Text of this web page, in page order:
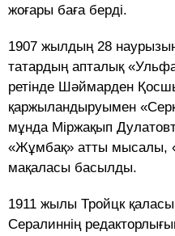
жоғары баға берді.
1907 жылдың 28
татардың апталық
ретінде Шәймарден
қаржыландыруымен
мұнда Міржақып
«Жұмбақ» атты мысалы,
мақаласы басылды.
1911 жылы Тройцк
Сералиннің